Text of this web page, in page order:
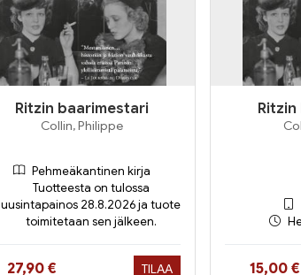
Ritzin baarimestari
Collin, Philippe
Pehmeäkantinen kirja
Tuotteesta on tulossa
uusintapainos 28.8.2026 ja tuote
toimitetaan sen jälkeen.
Hinta nyt
27,90 € TILAA Hinta
15,00 €